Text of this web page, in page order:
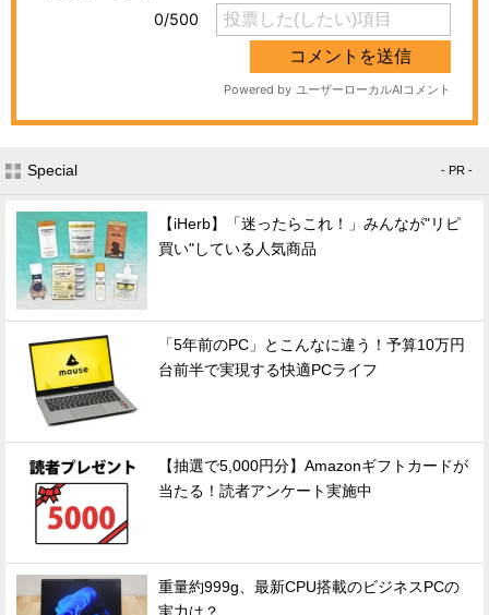
Special - PR -
【iHerb】「迷ったらこれ！」みんなが"リピ
買い"している人気商品
「5年前のPC」とこんなに違う！予算10万円
台前半で実現する快適PCライフ
【抽選で5,000円分】Amazonギフトカードが
当たる！読者アンケート実施中
重量約999g、最新CPU搭載のビジネスPCの